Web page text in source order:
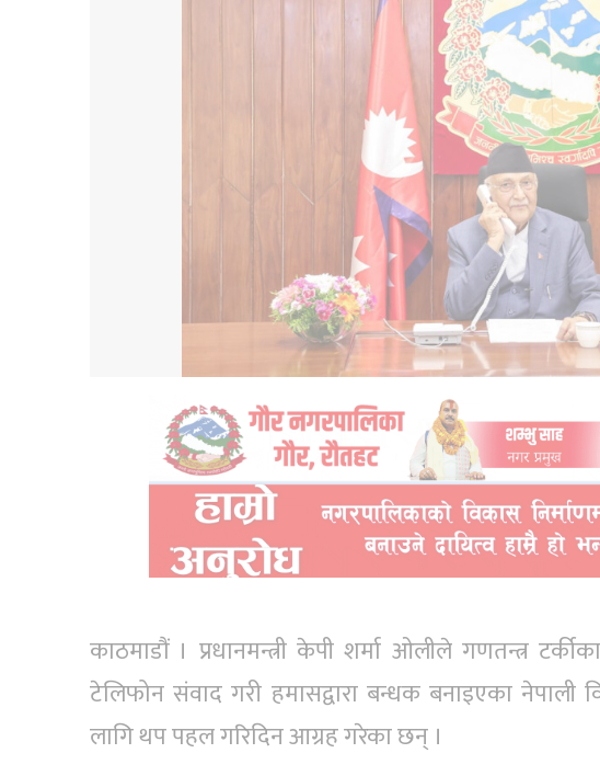
काठमाडौं । प्रधानमन्त्री केपी शर्मा ओलीले गणतन्त्र
टेलिफोन संवाद गरी हमासद्वारा बन्धक बनाइएका नेपाली
लागि थप पहल गरिदिन आग्रह गरेका छन् ।